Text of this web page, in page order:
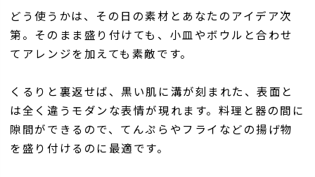
どう使うかは、その日の素材とあなたのアイデア次
第。そのまま盛り付けても、小皿やボウルと合わせ
てアレンジを加えても素敵です。
くるりと裏返せば、黒い肌に溝が刻まれた、表面と
は全く違うモダンな表情が現れます。料理と器の間に
隙間ができるので、てんぷらやフライなどの揚げ物
を盛り付けるのに最適です。